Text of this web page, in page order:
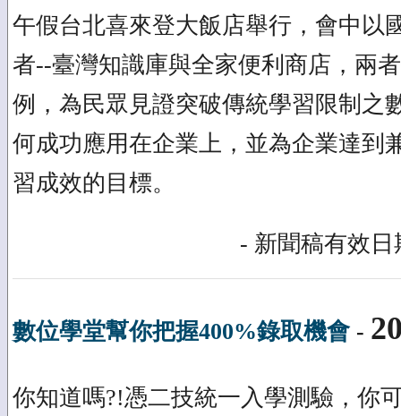
午假台北喜來登大飯店舉行，會中以
者--臺灣知識庫與全家便利商店，兩
例，為民眾見證突破傳統學習限制之
何成功應用在企業上，並為企業達到
習成效的目標。
- 新聞稿有效日
數位學堂幫你把握400%錄取機會-
你知道嗎?!憑二技統一入學測驗，你